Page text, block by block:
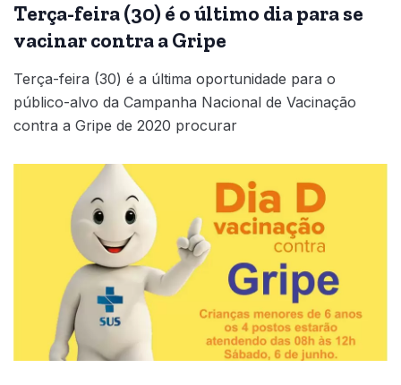
Terça-feira (30) é o último dia para se
vacinar contra a Gripe
Terça-feira (30) é a última oportunidade para o
público-alvo da Campanha Nacional de Vacinação
contra a Gripe de 2020 procurar